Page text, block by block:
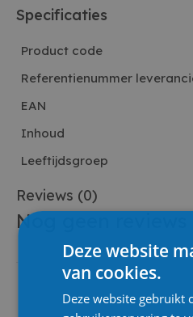
Specificaties
Product code
Referentienummer
EAN
Inhoud
Leeftijdsgroep
Reviews (0)
Nog geen reviews
Deze website
van cookies.
Deze website gebruikt